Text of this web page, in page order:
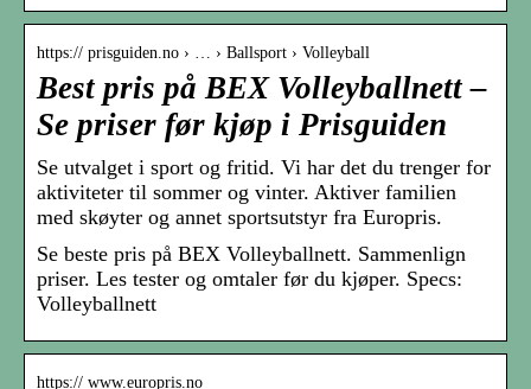
https:// prisguiden.no › … › Ballsport › Volleyball
Best pris på BEX Volleyballnett –
Se priser før kjøp i Prisguiden
Se utvalget i sport og fritid. Vi har det du trenger for
aktiviteter til sommer og vinter. Aktiver familien
med skøyter og annet sportsutstyr fra Europris.
Se beste pris på BEX Volleyballnett. Sammenlign
priser. Les tester og omtaler før du kjøper. Specs:
Volleyballnett
https:// www.europris.no